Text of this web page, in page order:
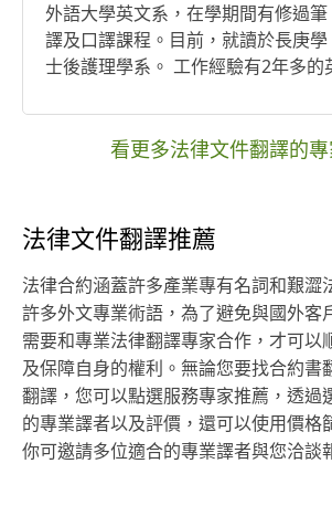
外語大學英文系，在學期間有修過筆
譯及口譯課程。目前，就讀於長庚學
士後護理學系。 工作經驗有2年多的
兼行政人員，以及長期兼職英文家
看更多法律文件翻譯的
法律文件翻譯推薦
法律合約涵蓋許多產業專有名詞和艱澀
許多外文專業術語，為了避免與國外客
需要和專業法律翻譯專家合作，才可以
及保障自身的權利。無論您要找合約書
翻譯，您可以點選服務專家推薦，透過
的專業譯者以及評價，還可以使用價格
你可邀請多位適合的專業譯者與您洽談